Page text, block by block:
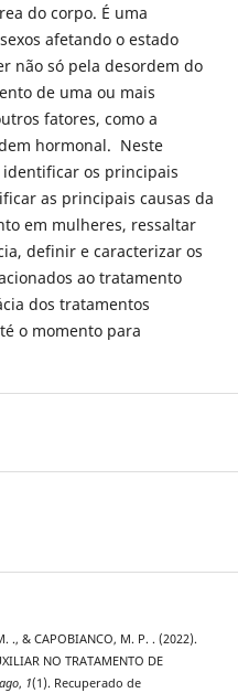
do corpo. É uma
afetando o estado
não só pela desordem do
de uma ou mais
fatores, como a
hormonal. Neste
os principais
as principais causas da
em mulheres, ressaltar
definir e caracterizar os
ao tratamento
dos tratamentos
o momento para
., & CAPOBIANCO, M. P. . (2022).
NO TRATAMENTO DE
, 1(1). Recuperado de